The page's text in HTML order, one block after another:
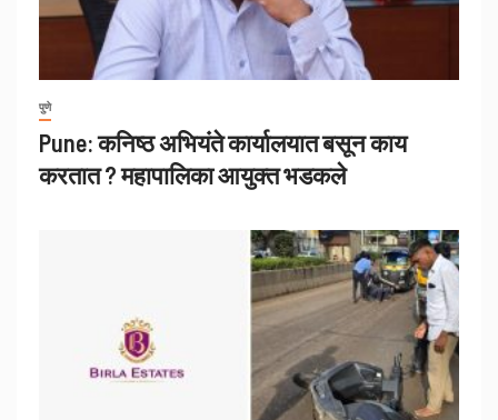
पुणे
Pune: कनिष्ठ अभियंते कार्यालयात बसून काय
करतात ? महापालिका आयुक्त भडकले